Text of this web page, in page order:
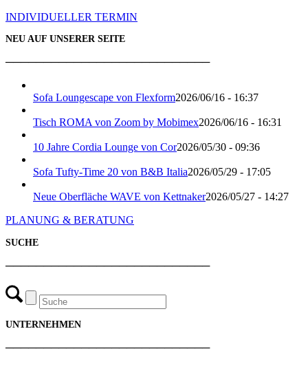
INDIVIDUELLER TERMIN
NEU AUF UNSERER SEITE
───────────────────────────
Sofa Loungescape von Flexform2026/06/16 - 16:37
Tisch ROMA von Zoom by Mobimex2026/06/16 - 16:31
10 Jahre Cordia Lounge von Cor2026/05/30 - 09:36
Sofa Tufty-Time 20 von B&B Italia2026/05/29 - 17:05
Neue Oberfläche WAVE von Kettnaker2026/05/27 - 14:27
PLANUNG & BERATUNG
SUCHE
───────────────────────────
UNTERNEHMEN
───────────────────────────